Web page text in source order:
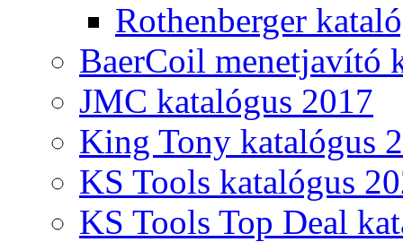
Rothenberger
BaerCoil menetjavító
JMC katalógus 2017
King Tony katalógus
KS Tools katalógus
KS Tools Top Deal